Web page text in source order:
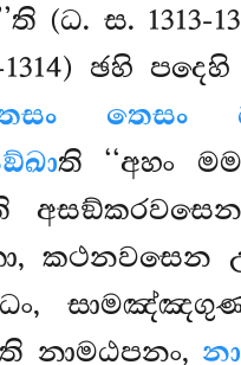
(ධ. ස.
1314) ඡහි
තෙසං
ති ‘‘අහං
කථනවසෙන
නාමඨපනං,